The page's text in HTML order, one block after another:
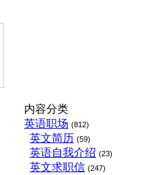
内容分类
英语职场 (812)
英文简历 (59)
英语自我介绍 (23)
英文求职信 (247)